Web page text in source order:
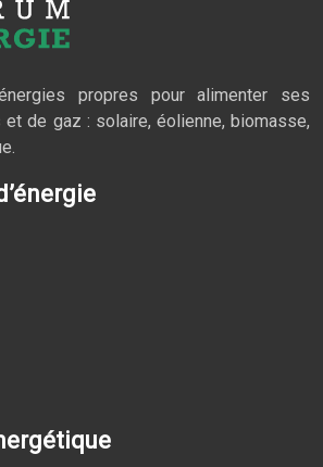
propres pour alimenter ses
de gaz : solaire, éolienne, biomasse,